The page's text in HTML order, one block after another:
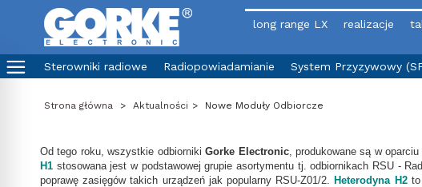
long range LX realizacje
Sterowniki radiowe Radiopowiadamianie System Przyzywowy
Strona główna > Aktualności > Nowe Moduły Odbiorcze
Od tego roku, wszystkie odbiornikiGorke Electronic, produkowane są w
H1 stosowana jest w podstawowej grupie asortymentu tj. odbiornikach RSU -
poprawę zasięgów takich urządzeń jak popularny RSU-Z01/2. Heterodyna H2